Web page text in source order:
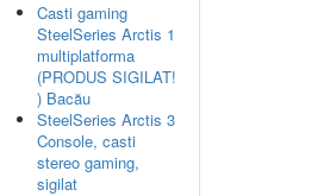
Casti gaming
SteelSeries Arctis 1
multiplatforma
(PRODUS SIGILAT!
) Bacău
SteelSeries Arctis 3
Console, casti
stereo gaming,
sigilat